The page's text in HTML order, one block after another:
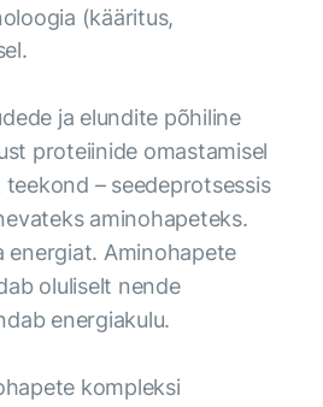
(kääritus,
ja elundite põhiline
proteiinide omastamisel
– seedeprotsessis
aminohapeteks.
energiat. Aminohapete
oluliselt nende
energiakulu.
kompleksi